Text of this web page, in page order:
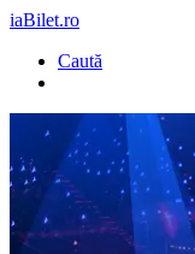
iaBilet.ro
Caută